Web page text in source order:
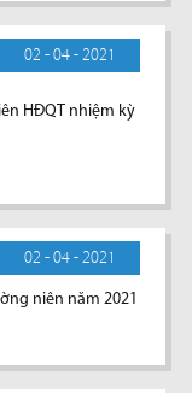
02 - 04 - 2021
HĐQT nhiệm kỳ
02 - 04 - 2021
niên năm 2021